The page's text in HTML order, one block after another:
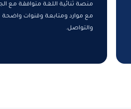
منصة ثنائية اللغة متوافقة مع
مع موارد ومتابعة وقنوات واضحة
والتواصل.